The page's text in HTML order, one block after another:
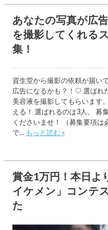
あなたの写真が広
を撮影してくれる
集！
資生堂から撮影の依頼が届い
広告になるかも？！♡ 選ばれ
美容液を撮影してもらいます
える！ 選ばれるのは3人。 募
くださいませ！ （募集要項
で… もっと読む »
賞金1万円！本日よ
イケメン」コンテ
た